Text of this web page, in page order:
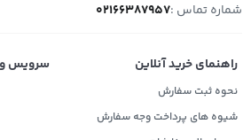
شماره تماس :02166387957
راهنمای خرید آنلاین
نحوه ثبت سفارش
شیوه های پرداخت وجه سفارش
سرویس و